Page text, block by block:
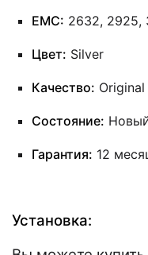
EMC: 2632, 2925,
Цвет: Silver
Качество:
Состояние:
Гарантия: 12
Установка: